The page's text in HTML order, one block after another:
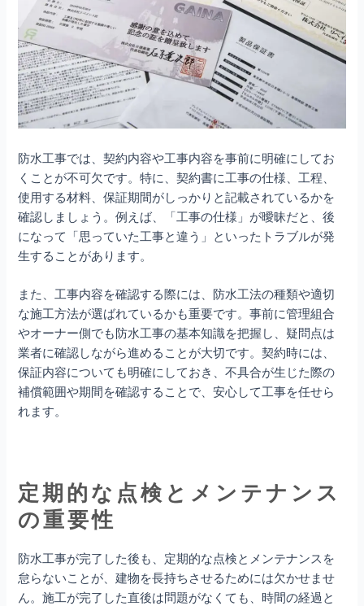
防水工事では、契約内容や工事内容を事前に明確にしてお
くことが不可欠です。特に、契約書に工事の仕様、工程、
使用する材料、保証期間がしっかりと記載されているかを
確認しましょう。例えば、「工事の仕様」が曖昧だと、後
になって「思っていた工事と違う」といったトラブルが発
生することがあります。
また、工事内容を確認する際には、防水工法の種類や適切
な施工方法が選ばれているかも重要です。事前に管理組合
やオーナー側でも防水工事の基本知識を把握し、疑問点は
業者に確認しながら進めることが大切です。契約時には、
保証内容についても明確にしておき、不具合が生じた際の
補償範囲や期間を確認することで、安心して工事を任せら
れます。
定期的な点検とメンテナンス
の重要性
防水工事が完了した後も、定期的な点検とメンテナンスを
怠らないことが、建物を長持ちさせるためには欠かせませ
ん。施工が完了した直後は問題がなくても、時間の経過と